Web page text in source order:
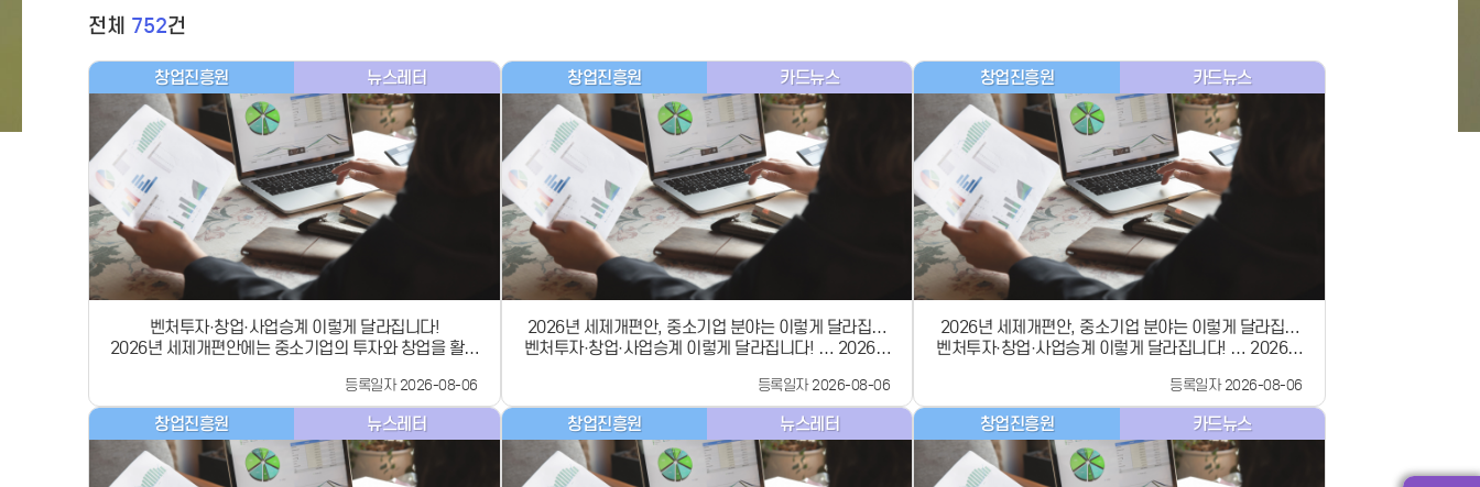
전체 752건
창업진흥원 뉴스레터
벤처투자·창업·사업승계 이렇게 달라집니다!
2026년 세제개편안에는 중소기업의 투자와 창업을 활성
이 담겼습니다.​✅ 벤처투자 세제지원 확대✅ 창업 중소기
업 세액감면 및 우대 대상 확대✅ 제3자 사업승계 과세특
례 신설​중소기업 분야의 주요 변화를 핵심 수치와 함께 살
펴보겠습니다.1. 벤처투자, 세제지원이 더 커집니다① 벤
처투자 세제지원* 적용 시 투자 대상 벤처기업의 업력 요
등록일자 2026-08-06
창업진흥원 카드뉴스
2026년 세제개편안, 중소기업 분야는 이렇게 달라집니
다!
벤처투자·창업·사업승계 이렇게 달라집니다! … 2026년
등록일자 2026-08-06
창업진흥원 카드뉴스
2026년 세제개편안, 중소기업 분야는 이렇게 달라집니
다!
벤처투자·창업·사업승계 이렇게 달라집니다! … 2026년
등록일자 2026-08-06
창업진흥원 뉴스레터 창업진흥원 뉴스레터 창업진흥원 카드뉴스